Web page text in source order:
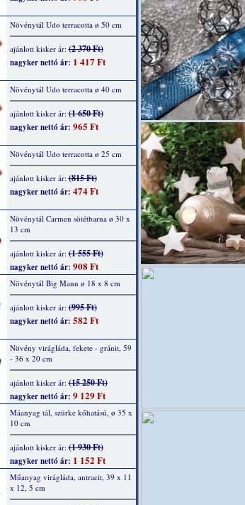
Növénytál Udo terracotta ø 50 cm
ajánlott kisker ár:(2 370 Ft)
nagyker nettó ár: 1 417 Ft
Növénytál Udo terracotta ø 40 cm
ajánlott kisker ár:(1 650 Ft)
nagyker nettó ár: 965 Ft
Növénytál Udo terracotta ø 25 cm
ajánlott kisker ár:(815 Ft)
nagyker nettó ár: 474 Ft
Növénytál Carmen sötétbarna ø 30 x
13 cm
ajánlott kisker ár:(1 555 Ft)
nagyker nettó ár: 908 Ft
Növénytál Big Mann ø 18 x 8 cm
ajánlott kisker ár:(995 Ft)
nagyker nettó ár: 582 Ft
Növény virágláda, fekete - gránit, 59
- 36 x 20 cm
ajánlott kisker ár:(15 250 Ft)
nagyker nettó ár: 9 129 Ft
Máanyag tál, szürke kőhatású, ø 35 x
10 cm
ajánlott kisker ár:(1 930 Ft)
nagyker nettó ár: 1 152 Ft
Műanyag virágláda, antracit, 39 x 11
x 12, 5 cm